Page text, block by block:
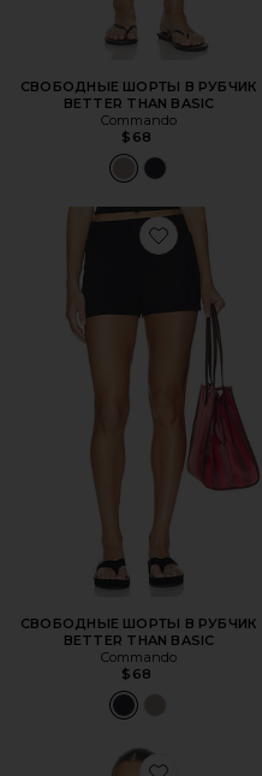
СВОБОДНЫЕ ШОРТЫ В РУБЧИК
BETTER THAN BASIC
Commando
$68
Favorite
СВОБОДНЫЕ ШОРТЫ В РУБЧИК
BETTER THAN BASIC
Commando
$68